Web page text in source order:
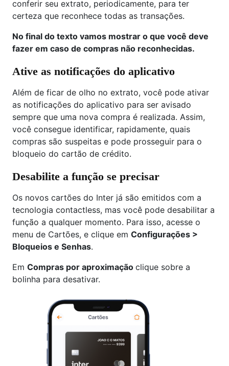
conferir seu extrato, periodicamente, para ter
certeza que reconhece todas as transações.
No final do texto vamos mostrar o que você deve
fazer em caso de compras não reconhecidas.
Ative as notificações do aplicativo
Além de ficar de olho no extrato, você pode ativar
as notificações do aplicativo para ser avisado
sempre que uma nova compra é realizada. Assim,
você consegue identificar, rapidamente, quais
compras são suspeitas e pode prosseguir para o
bloqueio do cartão de crédito.
Desabilite a função se precisar
Os novos cartões do Inter já são emitidos com a
tecnologia contactless, mas você pode desabilitar a
função a qualquer momento. Para isso, acesse o
menu de Cartões, e clique em Configurações >
Bloqueios e Senhas.
Em Compras por aproximação clique sobre a
bolinha para desativar.